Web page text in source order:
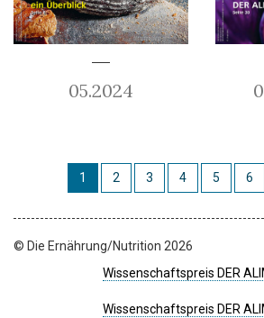
05.2024
1 2 3 4 5 6
© Die Ernährung/Nutrition 2026
Wissenschaftspreis DER
Wissenschaftspreis DER